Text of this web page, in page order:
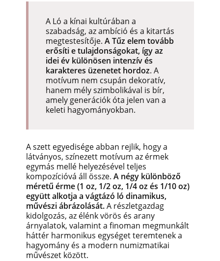
A Ló a kínai kultúrában a
szabadság, az ambíció és a kitartás
megtestesítője. A Tűz elem tovább
erősíti e tulajdonságokat, így az
idei év különösen intenzív és
karakteres üzenetet hordoz. A
motívum nem csupán dekoratív,
hanem mély szimbolikával is bír,
amely generációk óta jelen van a
keleti hagyományokban.
A szett egyedisége abban rejlik, hogy a
látványos, színezett motívum az érmek
egymás mellé helyezésével teljes
kompozícióvá áll össze. A négy különböző
méretű érme (1 oz, 1/2 oz, 1/4 oz és 1/10 oz)
együtt alkotja a vágtázó ló dinamikus,
művészi ábrázolását.A részletgazdag
kidolgozás, az élénk vörös és arany
árnyalatok, valamint a finoman megmunkált
háttér harmonikus egységet teremtenek a
hagyomány és a modern numizmatikai
művészet között.